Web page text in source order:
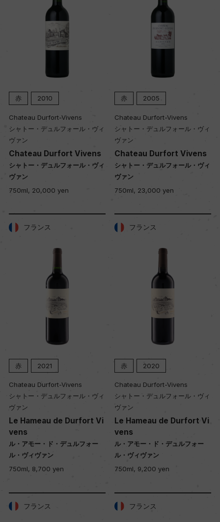
赤 2010
Chateau Durfort-Vivens
シャトー・デュルフォール・ヴィ
ヴァン
Chateau Durfort Vivens
シャトー・デュルフォール・ヴィ
ヴァン
750ml, 20,000 yen
赤 2005
Chateau Durfort-Vivens
シャトー・デュルフォール・ヴィ
ヴァン
Chateau Durfort Vivens
シャトー・デュルフォール・ヴィ
ヴァン
750ml, 23,000 yen
フランス
赤 2021
Chateau Durfort-Vivens
シャトー・デュルフォール・ヴィ
ヴァン
Le Hameau de Durfort Vi
vens
ル・アモー・ド・デュルフォー
ル・ヴィヴァン
750ml, 8,700 yen
フランス
赤 2020
Chateau Durfort-Vivens
シャトー・デュルフォール・ヴィ
ヴァン
Le Hameau de Durfort Vi
vens
ル・アモー・ド・デュルフォー
ル・ヴィヴァン
750ml, 9,200 yen
フランス フランス